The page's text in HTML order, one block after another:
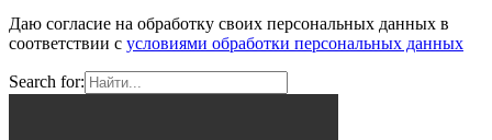
Даю согласие на обработку своих персональных данных в
соответствии с условиями обработки персональных данных
Search for: